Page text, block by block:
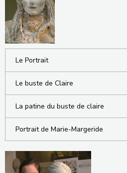
Le Portrait
Le buste de Claire
La patine du buste de claire
Portrait de Marie-Margeride